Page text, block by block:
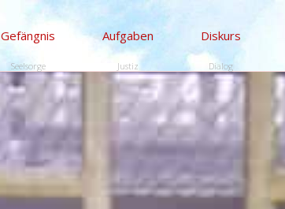
Gefängnis
Seelsorge
Aufgaben
Justiz
Diskurs
Dialog